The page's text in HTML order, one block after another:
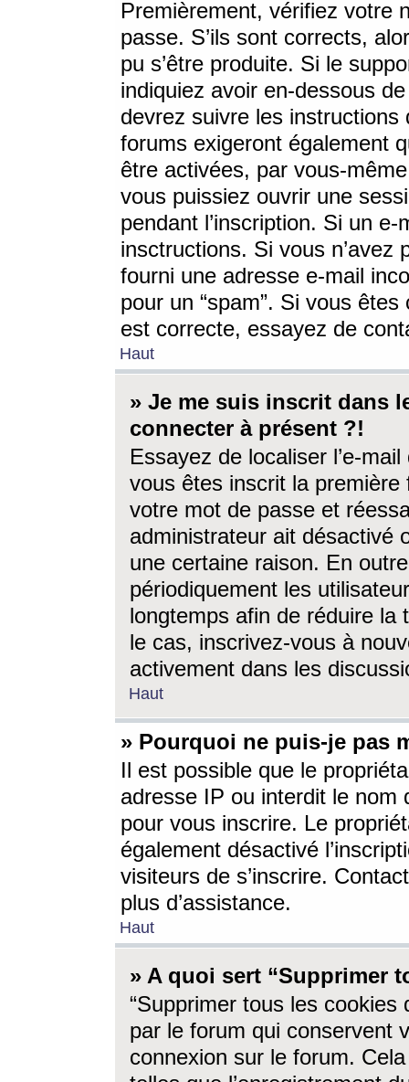
Premièrement, vérifiez votre
passe. S’ils sont corrects,
pu s’être produite. Si le
indiquiez avoir en-dessous
devrez suivre les
forums exigeront également
être activées, par vous-
vous puissiez ouvrir une
pendant l’inscription. Si un
insctructions. Si vous n’avez
fourni une adresse e-mail
pour un “spam”. Si vous
est correcte, essayez de
Haut
» Je me suis inscrit dans
connecter à présent ?!
Essayez de localiser l’e-
vous êtes inscrit la première
votre mot de passe et
administrateur ait désactivé
une certaine raison. En
périodiquement les
longtemps afin de réduire la
le cas, inscrivez-vous à
activement dans les
Haut
» Pourquoi ne puis-je pas
Il est possible que le
adresse IP ou interdit le nom
pour vous inscrire. Le
également désactivé
visiteurs de s’inscrire.
plus d’assistance.
Haut
» A quoi sert “Supprimer
“Supprimer tous les cookies
par le forum qui conservent
connexion sur le forum.